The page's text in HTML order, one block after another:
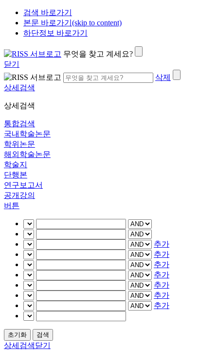
검색 바로가기
본문 바로가기(skip to content)
하단정보 바로가기
무엇을 찾고 계세요?
닫기
삭제
상세검색
상세검색
통합검색
국내학술논문
학위논문
해외학술논문
학술지
단행본
연구보고서
공개강의
버튼
추가
추가
추가
추가
추가
추가
추가
상세검색닫기